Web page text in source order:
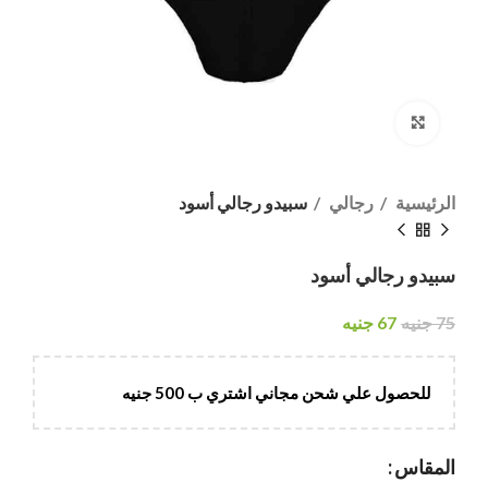
الرئيسية رجالي سبيدو رجالي أسود
سبيدو رجالي أسود
75جنيه 67 جنيه
للحصول علي شحن مجاني اشتري ب 500 جنيه
المقاس